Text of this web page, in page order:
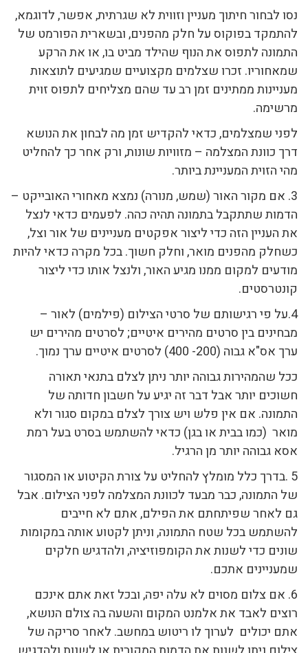
נסו לבחור חיתוך מעניין וזווית לא שגרתית, אפשר, לדוגמא,
להתמקד בפוקוס על חלק מהפנים, ובשארית הפורמט של
התמונה לתפוס את הנוף שהילד מביט בו, או את הרקע
שמאחוריו. זכרו שצלמים מקצועיים שמגיעים לתוצאות
מעניינות ממתינים זמן רב עד שהם מצליחים לתפוס זוית
מרשימה.
לפני שמצלמים, כדאי להקדיש זמן מה לבחון את הנושא
דרך כוונת המצלמה – מזוויות שונות, ורק אחר כך להחליט
מהי הזוית המעניינת ביותר.
3. אם מקור האור (שמש, מנורה) נמצא מאחורי האובייקט –
הדמות שתתקבל בתמונה תהיה כהה. לפעמים כדאי לנצל
את העניין הזה כדי ליצור אפקטים מעניינים של אור וצל,
כשחלק מהפנים מואר, וחלק חשוך. בכל מקרה כדאי להיות
מודעים למקום ממנו מגיע האור, ולנצל אותו כדי ליצור
קונטרסטים.
4.על פי רגישותם של סרטי הצילום (פילמים) לאור –
מבחינים בין סרטים מהירים איטיים; לסרטים מהירים יש
ערך אס"א גבוה (200- 400) לסרטים איטיים ערך נמוך.
ככל שהמהירות גבוהה יותר ניתן לצלם בתנאי תאורה
חשוכים יותר אבל דבר זה יגיע על חשבון חדותה של
התמונה. אם אין פלש ויש צורך לצלם במקום סגור ולא
מואר (כמו בבית או בגן) כדאי להשתמש בסרט בעל רמת
אסא גבוהה יותר מן הרגיל.
5 .בדרך כלל מומלץ להחליט על צורת הקיטוע או המסגור
של התמונה, כבר מבעד לכוונת המצלמה לפני הצילום. אבל
גם לאחר שפיתחתם את הפילם, אתם לא חייבים
להשתמש בכל שטח התמונה, וניתן לקטוע אותה במקומות
שונים כדי לשנות את הקומפוזיציה, ולהדגיש חלקים
שמעניינים אתכם.
6. אם צלום מסוים לא עלה יפה, ובכל זאת אתם אינכם
רוצים לאבד את אלמנט המקום והשעה בה צולם הנושא,
אתם יכולים לערוך לו ריטוש במחשב. לאחר סריקה של